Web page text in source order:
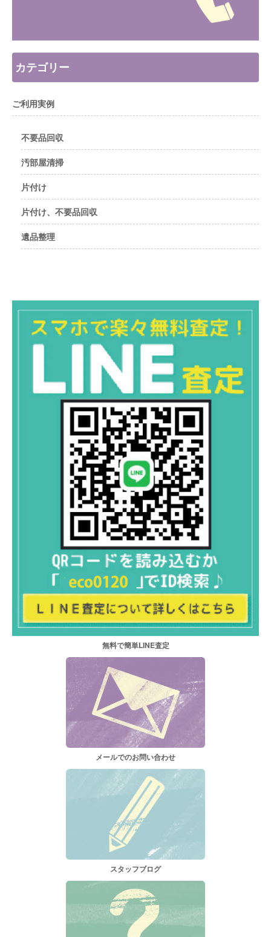
カテゴリー
ご利用実例
不要品回収
汚部屋清掃
片付け
片付け、不要品回収
遺品整理
無料で簡単LINE査定
メールでのお問い合わせ
スタッフブログ